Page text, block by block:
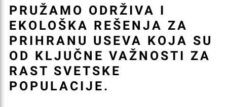
PRUŽAMO ODRŽIVA I
EKOLOŠKA REŠENJA ZA
PRIHRANU USEVA KOJA SU
OD KLJUČNE VAŽNOSTI ZA
RAST SVETSKE
POPULACIJE.